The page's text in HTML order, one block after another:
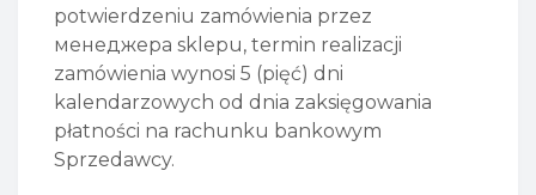
potwierdzeniu zamówienia przez
менеджера sklepu, termin realizacji
zamówienia wynosi 5 (pięć) dni
kalendarzowych od dnia zaksięgowania
płatności na rachunku bankowym
Sprzedawcy.